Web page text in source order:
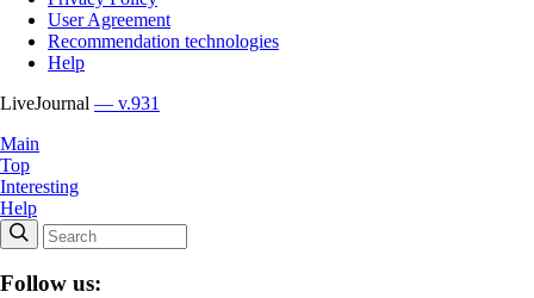
User Agreement
Recommendation technologies
Help
LiveJournal — v.931
Main
Top
Interesting
Help
Follow us: